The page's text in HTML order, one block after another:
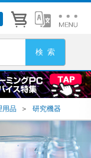
用品 ＞ 研究機器